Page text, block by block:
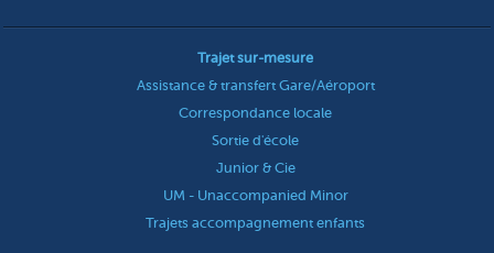
Trajet sur-mesure
Assistance & transfert Gare/Aéroport
Correspondance locale
Sortie d'école
Junior & Cie
UM - Unaccompanied Minor
Trajets accompagnement enfants